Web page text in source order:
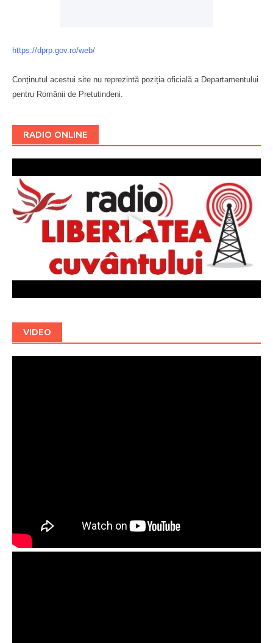
https://dprp.gov.ro/web/
Conținutul acestui site nu reprezintă poziția oficială a Departamentului
pentru Românii de Pretutindeni.
RADIO ONLINE
VIDEO